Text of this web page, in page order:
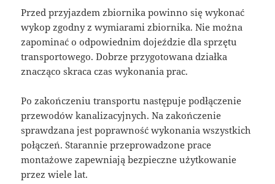
Przed przyjazdem zbiornika powinno się wykonać
wykop zgodny z wymiarami zbiornika. Nie można
zapominać o odpowiednim dojeździe dla sprzętu
transportowego. Dobrze przygotowana działka
znacząco skraca czas wykonania prac.
Po zakończeniu transportu następuje podłączenie
przewodów kanalizacyjnych. Na zakończenie
sprawdzana jest poprawność wykonania wszystkich
połączeń. Starannie przeprowadzone prace
montażowe zapewniają bezpieczne użytkowanie
przez wiele lat.